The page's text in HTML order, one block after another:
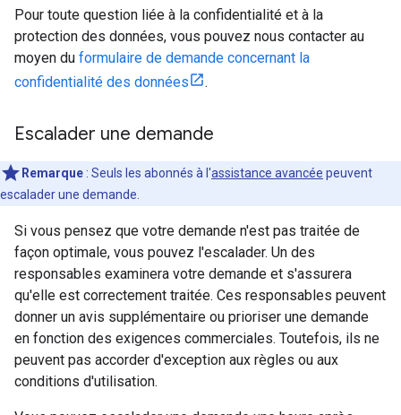
Pour toute question liée à la confidentialité et à la
protection des données, vous pouvez nous contacter au
moyen du formulaire de demande concernant la
confidentialité des données
.
Escalader une demande
Remarque : Seuls les abonnés à l'assistance avancée peuvent
escalader une demande.
Si vous pensez que votre demande n'est pas traitée de
façon optimale, vous pouvez l'escalader. Un des
responsables examinera votre demande et s'assurera
qu'elle est correctement traitée. Ces responsables peuvent
donner un avis supplémentaire ou prioriser une demande
en fonction des exigences commerciales. Toutefois, ils ne
peuvent pas accorder d'exception aux règles ou aux
conditions d'utilisation.